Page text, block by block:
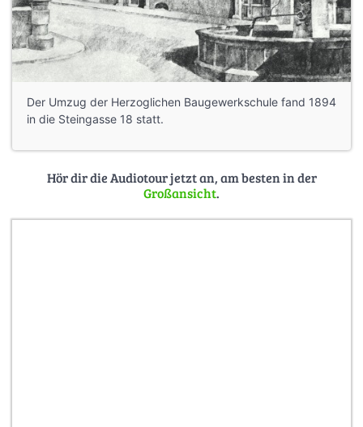
Der Umzug der Herzoglichen Baugewerkschule fand 1894
in die Steingasse 18 statt.
Hör dir die Audiotour jetzt an, am besten in der
Großansicht.